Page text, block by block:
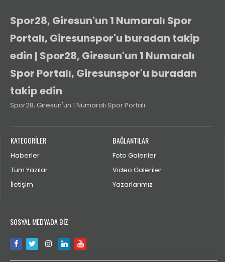
Spor28, Giresun'un 1 Numaralı Spor
Portalı, Giresunspor'u buradan takip
edin | Spor28, Giresun'un 1 Numaralı
Spor Portalı, Giresunspor'u buradan
takip edin
Spor28, Giresun'un 1 Numaralı Spor Portalı
KATEGORİLER
Haberler
Tüm Yazılar
İletişim
BAĞLANTILAR
Foto Galeriler
Video Galeriler
Yazarlarımız
SOSYAL MEDYADA BİZ